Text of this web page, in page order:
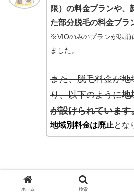
限）の料金プランや、
た部分脱毛の料金プラ
※VIOのみのプランが以前
ました。
また、脱毛料金が地
り、以下のように地
が設けられています
地域別料金は廃止とな
札幌院、仙台院、大宮院、
ホーム 検索